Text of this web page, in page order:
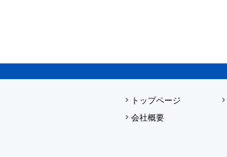
トップページ
会社概要